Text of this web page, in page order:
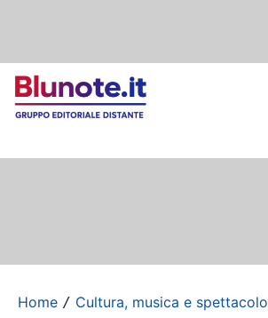
Home / Cultura, musica e spettacolo